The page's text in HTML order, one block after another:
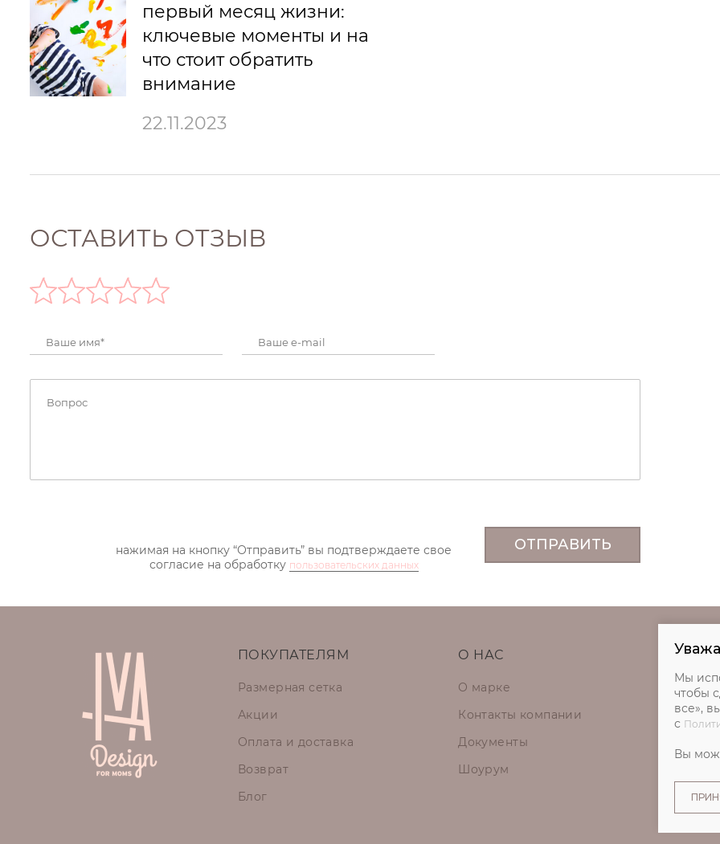
первый месяц жизни:
ключевые моменты и на
что стоит обратить
внимание
22.11.2023
ОСТАВИТЬ ОТЗЫВ
нажимая на кнопку “Отправить” вы подтверждаете свое
согласие на обработку пользовательских данных
ОТПРАВИТЬ
ПОКУПАТЕЛЯМ
Размерная сетка
Акции
Оплата и доставка
Возврат
Блог
О НАС
О марке
Контакты компании
Документы
Шоурум
Мы
чтобы
все»,
с
Вы